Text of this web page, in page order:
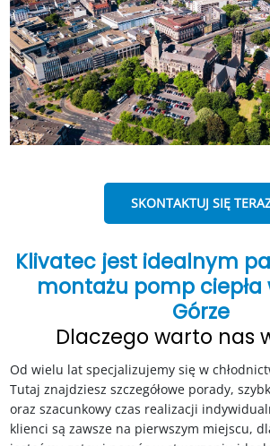
SKONTAKTUJ SIĘ
Klivatec jest idealnym
montażu pomp ciepła
Górze
Dlaczego warto nas
Od wielu lat specjalizujemy się w
Tutaj znajdziesz szczegółowe porady,
oraz szacunkowy czas realizacji
klienci są zawsze na pierwszym miejscu,